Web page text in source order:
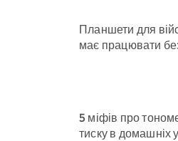
Планшети для
має працювати
5 міфів про
тиску в домашніх